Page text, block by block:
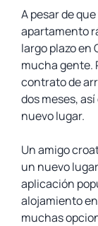
A pesar de
apartamento
largo plazo en
mucha gente.
contrato de
dos meses,
nuevo lugar.
Un amigo
un nuevo
aplicación
alojamiento
muchas